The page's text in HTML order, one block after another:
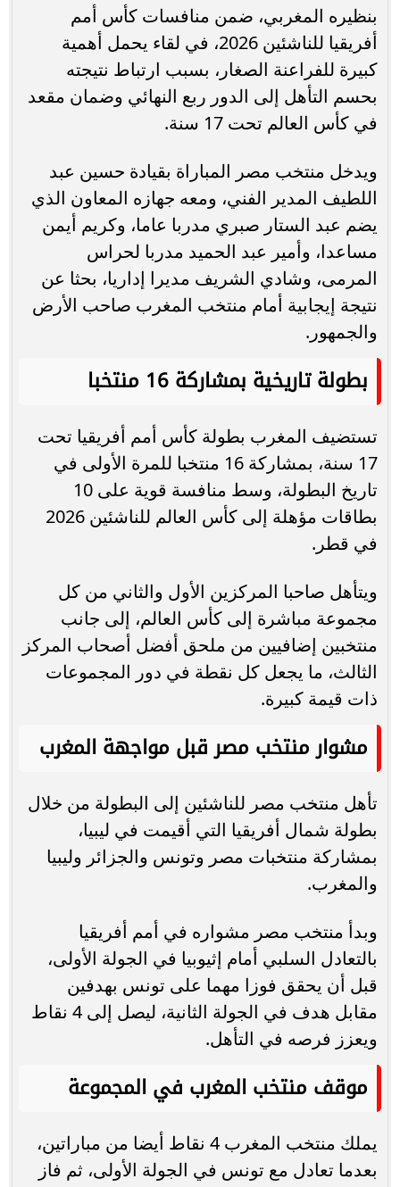
بنظيره المغربي، ضمن منافسات كأس أمم
أفريقيا للناشئين 2026، في لقاء يحمل أهمية
كبيرة للفراعنة الصغار، بسبب ارتباط نتيجته
بحسم التأهل إلى الدور ربع النهائي وضمان مقعد
في كأس العالم تحت 17 سنة.
ويدخل منتخب مصر المباراة بقيادة حسين عبد
اللطيف المدير الفني، ومعه جهازه المعاون الذي
يضم عبد الستار صبري مدربا عاما، وكريم أيمن
مساعدا، وأمير عبد الحميد مدربا لحراس
المرمى، وشادي الشريف مديرا إداريا، بحثا عن
نتيجة إيجابية أمام منتخب المغرب صاحب الأرض
والجمهور.
بطولة تاريخية بمشاركة 16 منتخبا
تستضيف المغرب بطولة كأس أمم أفريقيا تحت
17 سنة، بمشاركة 16 منتخبا للمرة الأولى في
تاريخ البطولة، وسط منافسة قوية على 10
بطاقات مؤهلة إلى كأس العالم للناشئين 2026
في قطر.
ويتأهل صاحبا المركزين الأول والثاني من كل
مجموعة مباشرة إلى كأس العالم، إلى جانب
منتخبين إضافيين من ملحق أفضل أصحاب المركز
الثالث، ما يجعل كل نقطة في دور المجموعات
ذات قيمة كبيرة.
مشوار منتخب مصر قبل مواجهة المغرب
تأهل منتخب مصر للناشئين إلى البطولة من خلال
بطولة شمال أفريقيا التي أقيمت في ليبيا،
بمشاركة منتخبات مصر وتونس والجزائر وليبيا
والمغرب.
وبدأ منتخب مصر مشواره في أمم أفريقيا
بالتعادل السلبي أمام إثيوبيا في الجولة الأولى،
قبل أن يحقق فوزا مهما على تونس بهدفين
مقابل هدف في الجولة الثانية، ليصل إلى 4 نقاط
ويعزز فرصه في التأهل.
موقف منتخب المغرب في المجموعة
يملك منتخب المغرب 4 نقاط أيضا من مباراتين،
بعدما تعادل مع تونس في الجولة الأولى، ثم فاز